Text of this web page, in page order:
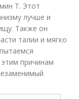
Т. Этот
лучше и
Также он
талии и мягко
причинам